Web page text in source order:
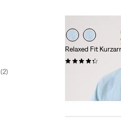
(2)
Relaxed Fit
Original
Price
was
64,95 €